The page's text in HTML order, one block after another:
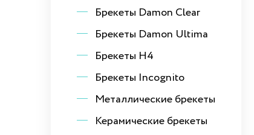
Брекеты Damon Clear
Брекеты Damon Ultima
Брекеты H4
Брекеты Incognito
Металлические брекеты
Керамические брекеты